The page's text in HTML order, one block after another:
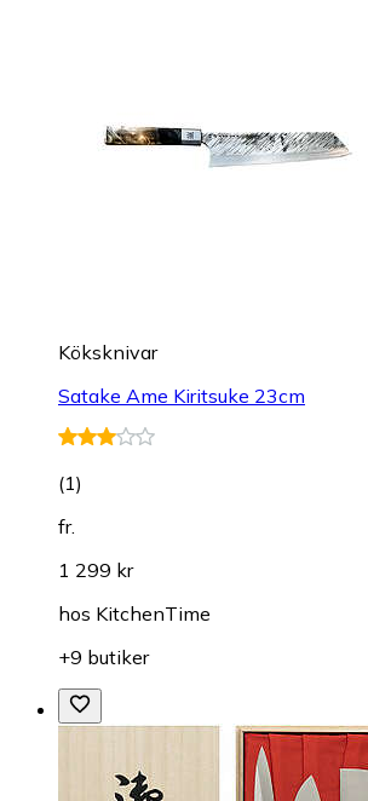
Köksknivar
Satake Ame Kiritsuke 23cm
(1)
fr.
1 299 kr
hos KitchenTime
+9 butiker